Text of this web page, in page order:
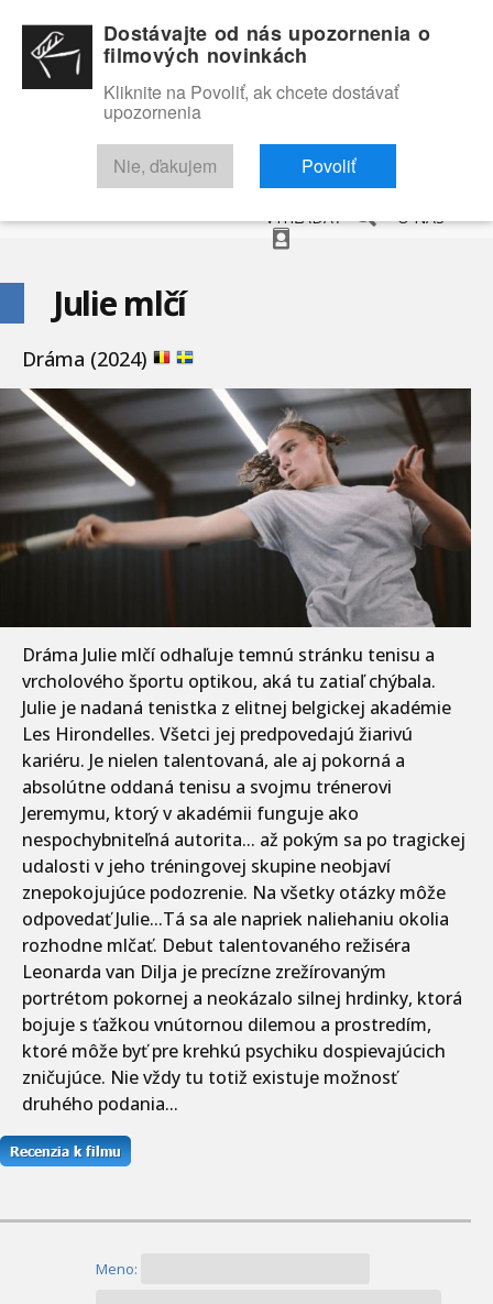
RECENZIE TRAILERY FILMOVÁ DATABÁZA
VYHĽADAŤ O NÁS
Julie mlčí
Dráma (2024)
Dráma Julie mlčí odhaľuje temnú stránku tenisu a
vrcholového športu optikou, aká tu zatiaľ chýbala.
Julie je nadaná tenistka z elitnej belgickej akadémie
Les Hirondelles. Všetci jej predpovedajú žiarivú
kariéru. Je nielen talentovaná, ale aj pokorná a
absolútne oddaná tenisu a svojmu trénerovi
Jeremymu, ktorý v akadémii funguje ako
nespochybniteľná autorita... až pokým sa po tragickej
udalosti v jeho tréningovej skupine neobjaví
znepokojujúce podozrenie. Na všetky otázky môže
odpovedať Julie...Tá sa ale napriek naliehaniu okolia
rozhodne mlčať. Debut talentovaného režiséra
Leonarda van Dilja je precízne zrežírovaným
portrétom pokornej a neokázalo silnej hrdinky, ktorá
bojuje s ťažkou vnútornou dilemou a prostredím,
ktoré môže byť pre krehkú psychiku dospievajúcich
zničujúce. Nie vždy tu totiž existuje možnosť
druhého podania...
Meno:
Dostávajte od nás upozornenia o
filmových novinkách
Kliknite na Povoliť, ak chcete dostávať
upozornenia
Nie, ďakujem Povoliť